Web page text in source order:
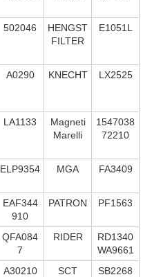
502046
HENGST
FILTER
E1051L
A0290 KNECHT LX2525
LA1133
Magneti
Marelli
1547038
72210
ELP9354 MGA FA3409
EAF344
910
PATRON PF1563
QFA084
7
RIDER
RD1340
WA9661
A30210
SCT
SB2268